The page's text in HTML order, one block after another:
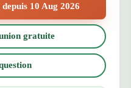
10 Aug 2026
gratuite